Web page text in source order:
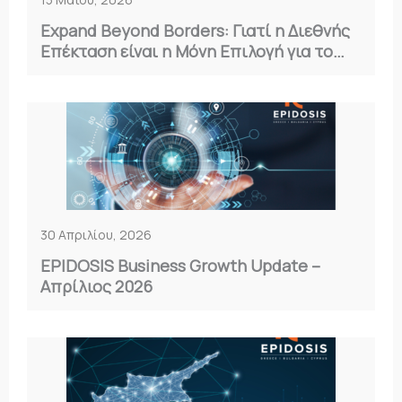
Expand Beyond Borders: Γιατί η Διεθνής
Επέκταση είναι η Μόνη Επιλογή για το
30 Απριλίου, 2026
EPIDOSIS Business Growth Update –
Απρίλιος 2026